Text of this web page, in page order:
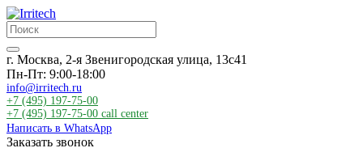
г. Москва, 2-я Звенигородская улица, 13с41
Пн-Пт: 9:00-18:00
info@irritech.ru
+7 (495) 197-75-00
+7 (495) 197-75-00 call center
Написать в WhatsApp
Заказать звонок